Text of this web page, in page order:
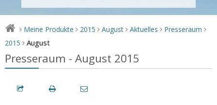
> Meine Produkte > 2015 > August > Aktuelles > Presseraum >
2015 > August
Presseraum - August 2015